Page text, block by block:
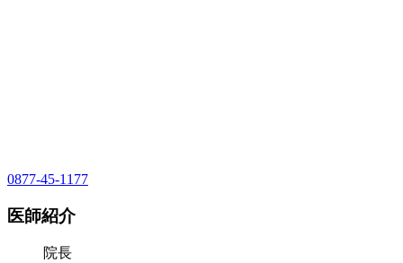
0877-45-1177
医師紹介
院長